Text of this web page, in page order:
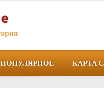
ПОПУЛЯРНОЕ КАРТА